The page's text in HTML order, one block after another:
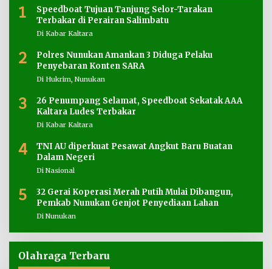
1
Speedboat Tujuan Tanjung Selor-Tarakan
Terbakar di Perairan Salimbatu
Di Kabar Kaltara
2
Polres Nunukan Amankan 3 Diduga Pelaku
Penyebaran Konten SARA
Di Hukrim, Nunukan
3
26 Penumpang Selamat, Speedboat Sekatak AAA
Kaltara Ludes Terbakar
Di Kabar Kaltara
4
TNI AU diperkuat Pesawat Angkut Baru Buatan
Dalam Negeri
Di Nasional
5
32 Gerai Koperasi Merah Putih Mulai Dibangun,
Pemkab Nunukan Genjot Penyediaan Lahan
Di Nunukan
Olahraga Terbaru